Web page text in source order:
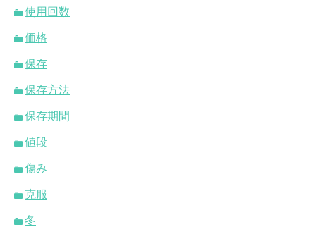
使用回数
価格
保存
保存方法
保存期間
値段
傷み
克服
冬